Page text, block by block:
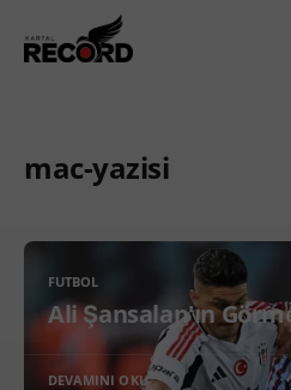
mac-yazisi
FUTBOL
Ali Şansalan'ın
DEVAMINI OKU